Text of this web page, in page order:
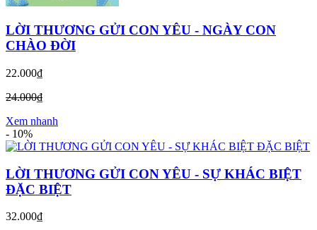
LỜI THƯƠNG GỬI CON YÊU - NGÀY CON
CHÀO ĐỜI
22.000₫
24.000₫
Xem nhanh
- 10%
LỜI THƯƠNG GỬI CON YÊU - SỰ KHÁC BIỆT
ĐẶC BIỆT
32.000₫